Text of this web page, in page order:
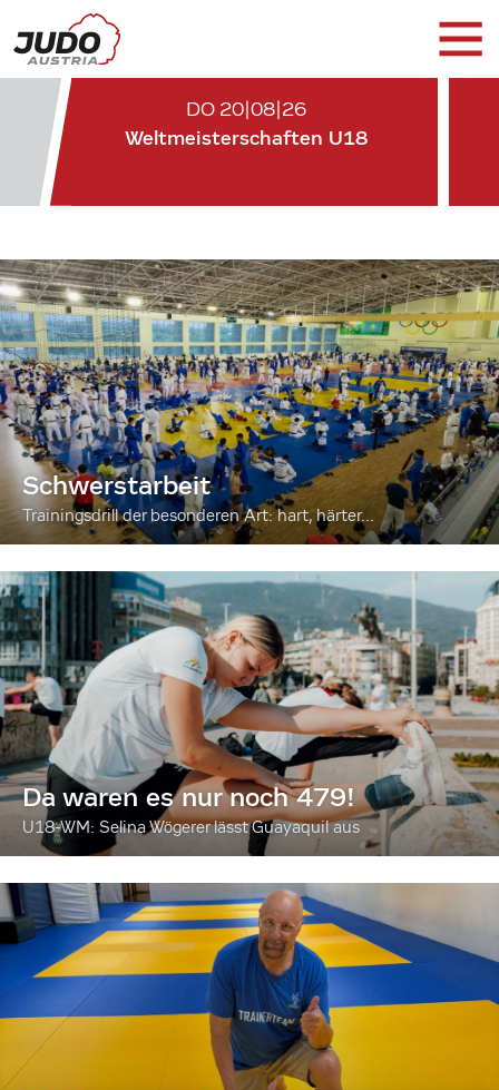
DO 20|08|26
Weltmeisterschaften U18
Schwerstarbeit
Trainingsdrill der besonderen Art: hart, härter...
Da waren es nur noch 479!
U18-WM: Selina Wögerer lässt Guayaquil aus